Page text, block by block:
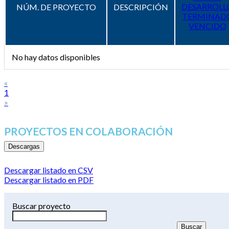
NÚM. DE PROYECTO DESCRIPCIÓN
VENCIDO
No hay datos disponibles
«
1
»
PROYECTOS EN COLABORACIÓN
Descargas
Descargar listado en CSV
Descargar listado en PDF
Buscar proyecto